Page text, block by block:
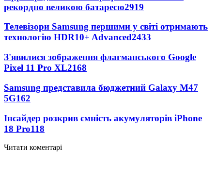
рекордно великою батареєю2919
Телевізори Samsung першими у світі отримають
технологію HDR10+ Advanced2433
З'явилися зображення флагманського Google
Pixel 11 Pro XL2168
Samsung представила бюджетний Galaxy M47
5G162
Інсайдер розкрив ємність акумуляторів iPhone
18 Pro118
Читати коментарі